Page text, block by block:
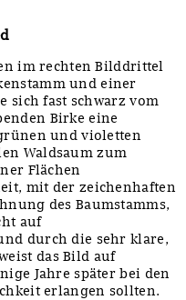
im rechten Bilddrittel
und einer
sich fast schwarz vom
Birke eine
und violetten
Waldsaum zum
Flächen
mit der zeichenhaften
des Baumstamms,
auf
durch die sehr klare,
das Bild auf
Jahre später bei den
erlangen sollten.